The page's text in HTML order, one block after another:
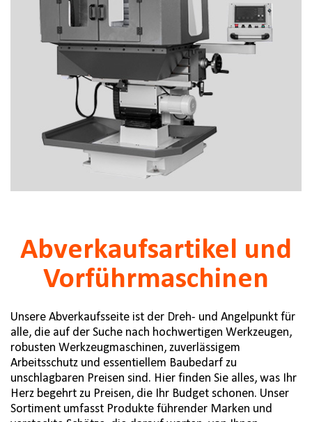
Abverkaufsartikel und
Vorführmaschinen
Unsere Abverkaufsseite ist der Dreh- und Angelpunkt für
alle, die auf der Suche nach hochwertigen Werkzeugen,
robusten Werkzeugmaschinen, zuverlässigem
Arbeitsschutz und essentiellem Baubedarf zu
unschlagbaren Preisen sind. Hier finden Sie alles, was Ihr
Herz begehrt zu Preisen, die Ihr Budget schonen. Unser
Sortiment umfasst Produkte führender Marken und